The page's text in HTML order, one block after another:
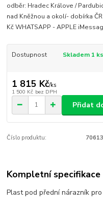
odběr: Hradec Králove /
nad Kněžnou a okolí- dobírka
Kč WHATSAPP - APPLE
Dostupnost Skladem 1 ks
1 815 Kč/ks
1 500 Kč bez DPH
Přidat
Číslo produktu:
Kompletní specifikace
Plast pod přední nárazník